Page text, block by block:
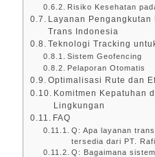
Risiko Kesehatan
Layanan Pengangkutan
Trans Indonesia
Teknologi Tracking
Sistem Geofencing
Pelaporan Otomatis
Optimalisasi Rute dan
Komitmen Kepatuhan
Lingkungan
FAQ
Q: Apa layanan
tersedia dari PT.
Q: Bagaimana